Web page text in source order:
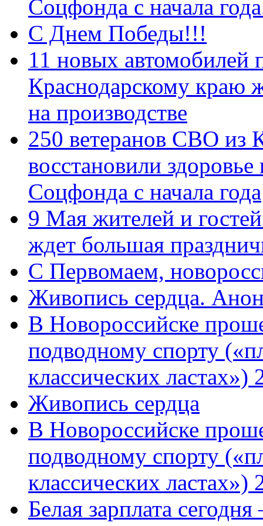
Соцфонда с начала
С Днем Победы!!!
11 новых автомобилей
Краснодарскому краю
на производстве
250 ветеранов СВО из
восстановили
Соцфонда с начала года
9 Мая жителей и
ждет большая
C Первомаем,
Живопись сердца.
В Новороссийске
подводному спорту
классических
Живопись сердца
В Новороссийске
подводному спорту
классических ластах»)
Белая зарплата